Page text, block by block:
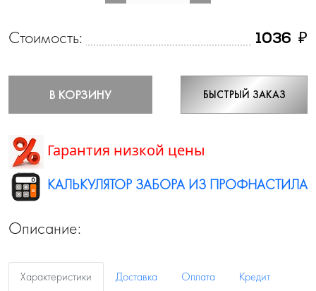
Стоимость: 1036 ₽
В КОРЗИНУ БЫСТРЫЙ ЗАКАЗ
Гарантия низкой цены
КАЛЬКУЛЯТОР ЗАБОРА ИЗ ПРОФНАСТИЛА
Описание:
Характеристики Доставка Оплата
Кредит